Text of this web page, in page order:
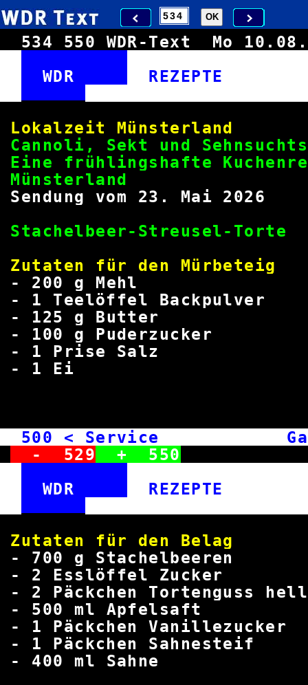
534 550 WDR-Text Mo
WDR
REZEPTE
Lokalzeit
Cannoli, Sekt und
Eine frühlingshafte
Sendung vom 23.
Stachelbeer-
Zutaten für den
- 200
g
- 1 Teelöffel
- 125
g
- 100
g
- 1 Prise
- 1
500 < Service
- 529 + 550
WDR
REZEPTE
Zutaten für
- 700
g
- 2 Esslöffel
- 2 Päckchen
- 500
ml
- 1 Päckchen
- 1 Päckchen
- 400
ml